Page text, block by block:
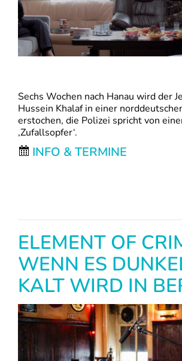
Sechs Wochen nach Hanau wird der
Hussein Khalaf in einer
erstochen, die Polizei spricht von
‚Zufallsopfer‘.
INFO & TERMINE
ELEMENT OF
WENN ES
KALT WIRD IN